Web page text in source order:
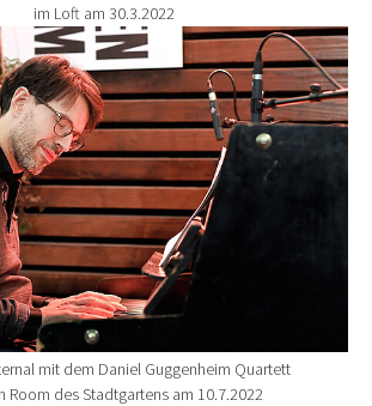
im Loft am 30.3.2022
for:
mit dem Daniel Guggenheim Quartett
Room des Stadtgartens am 10.7.2022